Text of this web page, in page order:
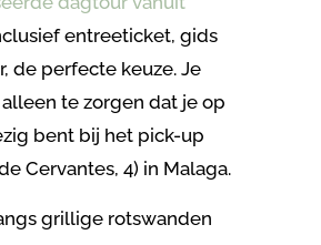
entreeticket, gids
de perfecte keuze. Je
te zorgen dat je op
bent bij het pick-up
Cervantes, 4) in Malaga.